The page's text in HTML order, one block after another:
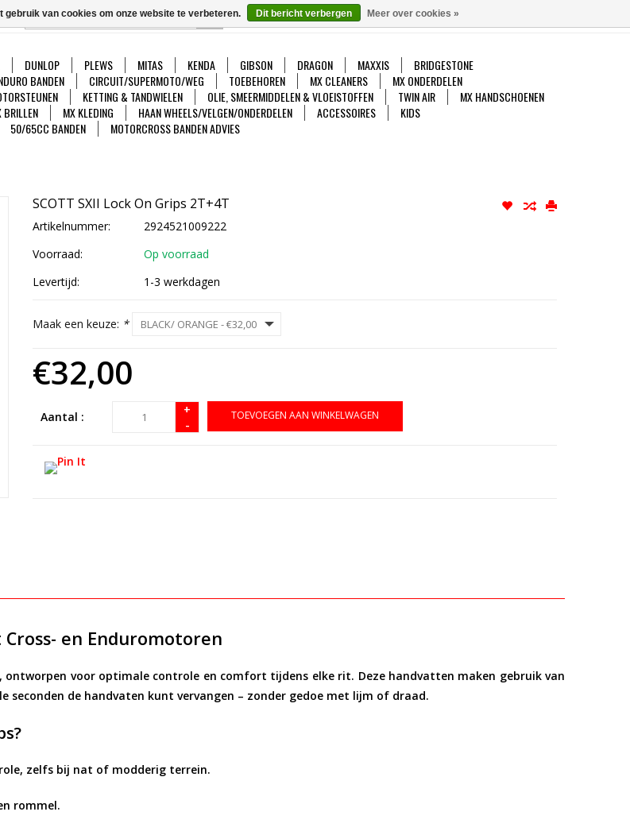
Mijn account / Registreren
Vergelijk
GO
DUNLOP PLEWS MITAS KENDA GIBSON DRAGON MAXXIS
BRIDGESTONE
BANDEN CIRCUIT/SUPERMOTO/WEG TOEBEHOREN MX CLEANERS
MX ONDERDELEN
KETTING & TANDWIELEN OLIE, SMEERMIDDELEN & VLOEISTOFFEN TWIN AIR
MX HANDSCHOENEN
BRILLEN MX KLEDING HAAN WHEELS/VELGEN/ONDERDELEN ACCESSOIRES
KIDS
50/65CC BANDEN MOTORCROSS BANDEN ADVIES
SCOTT SXII Lock On Grips 2T+4T
Artikelnummer:
2924521009222
Voorraad:
Op voorraad
Levertijd:
1-3 werkdagen
Maak een keuze: *
€32,00
Aantal :
+
-
TOEVOEGEN AAN WINKELWAGEN
Cross- en Enduromotoren
ontworpen voor optimale controle en comfort tijdens elke rit. Deze handvatten maken gebruik van
seconden de handvaten kunt vervangen – zonder gedoe met lijm of draad.
zelfs bij nat of modderig terrein.
rommel.
gebruik van cookies om onze website te verbeteren. Dit bericht verbergen Meer over cookies »